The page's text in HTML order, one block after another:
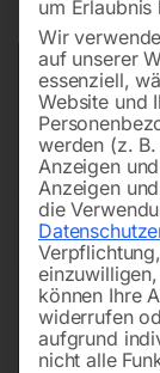
um Erlaubnis
Wir
auf unserer
essenziell,
Website und
werden (z.
Anzeigen
Anzeigen
die
können Ihre
widerrufen
aufgrund
nicht alle